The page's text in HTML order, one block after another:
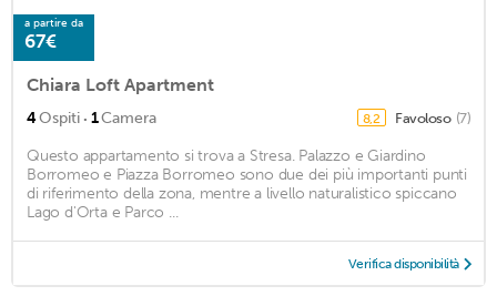
a partire da
67€
Chiara Loft Apartment
4Ospiti · 1Camera 8,2 Favoloso (7)
Questo appartamento si trova a Stresa. Palazzo e Giardino
Borromeo e Piazza Borromeo sono due dei più importanti punti
di riferimento della zona, mentre a livello naturalistico spiccano
Lago d'Orta e Parco ...
Verifica disponibilità